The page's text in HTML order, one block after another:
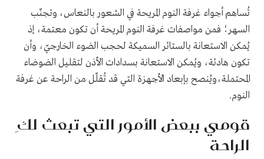
تُساهم أجواء غرفة النوم المريحة في الشعور بالنعاس، وتجنّب
السهر؛ فمن مواصفات غرفة النوم المريحة أن تكون معتمة، إذ
يُمكن الاستعانة بالستائر السميكة لحجب الضوء الخارجيّ، وأن
تكون هادئة، ويُمكن الاستعانة بسدادات الأذن لتقليل الضوضاء
المحتملة،ويُنصح بإبعاد الأجهزة التي قد تُقلّل من الراحة عن غرفة
النوم.
قومي ببعض الأمور التي تبعث لكِ
الراحة